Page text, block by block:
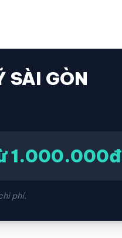
SÀI GÒN
1.000.000đ
phí.